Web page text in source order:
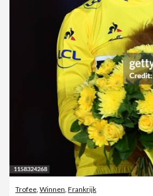
Trofee Winnen Frankrijk